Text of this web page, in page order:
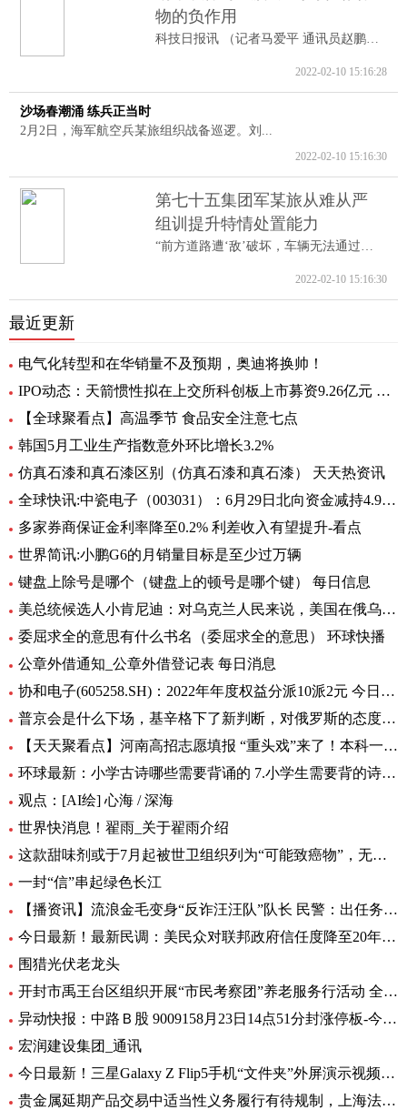
物的负作用
科技日报讯 （记者马爱平 通讯员赵鹏跃...
2022-02-10 15:16:28
沙场春潮涌 练兵正当时
2月2日，海军航空兵某旅组织战备巡逻。刘...
2022-02-10 15:16:30
第七十五集团军某旅从难从严
组训提升特情处置能力
“前方道路遭‘敌’破坏，车辆无法通过。...
2022-02-10 15:16:30
最近更新
电气化转型和在华销量不及预期，奥迪将换帅！
IPO动态：天箭惯性拟在上交所科创板上市募资9.26亿元 全球新动态
【全球聚看点】高温季节 食品安全注意七点
韩国5月工业生产指数意外环比增长3.2%
仿真石漆和真石漆区别（仿真石漆和真石漆） 天天热资讯
全球快讯:中瓷电子（003031）：6月29日北向资金减持4.95万股
多家券商保证金利率降至0.2% 利差收入有望提升-看点
世界简讯:小鹏G6的月销量目标是至少过万辆
键盘上除号是哪个（键盘上的顿号是哪个键） 每日信息
美总统候选人小肯尼迪：对乌克兰人民来说，美国在俄乌中扮演的角色很糟糕
委屈求全的意思有什么书名（委屈求全的意思） 环球快播
公章外借通知_公章外借登记表 每日消息
协和电子(605258.SH)：2022年年度权益分派10派2元 今日热议
普京会是什么下场，基辛格下了新判断，对俄罗斯的态度完全变了！|全球时快讯
【天天聚看点】河南高招志愿填报 “重头戏”来了！本科一批、二批志愿30日起填报
环球最新：小学古诗哪些需要背诵的 7.小学生需要背的诗词有多少首
观点：[AI绘] 心海 / 深海
世界快消息！翟雨_关于翟雨介绍
这款甜味剂或于7月起被世卫组织列为“可能致癌物”，无糖可乐、口香糖中普遍有它|全球热头条
一封“信”串起绿色长江
【播资讯】流浪金毛变身“反诈汪汪队”队长 民警：出任务都要抢“档期 ”
今日最新！最新民调：美民众对联邦政府信任度降至20年来最低水平
围猎光伏老龙头
开封市禹王台区组织开展“市民考察团”养老服务行活动 全球热消息
异动快报：中路Ｂ股 9009158月23日14点51分封涨停板-今日热搜
宏润建设集团_通讯
今日最新！三星Galaxy Z Flip5手机“文件夹”外屏演示视频曝光
贵金属延期产品交易中适当性义务履行有待规制，上海法院向交易所发出司法建议_每日观察